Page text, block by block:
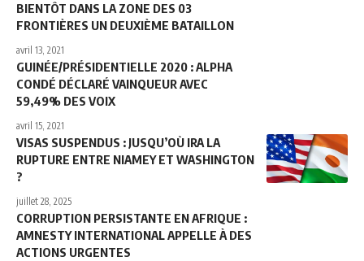
BIENTÔT DANS LA ZONE DES 03
FRONTIÈRES UN DEUXIÈME BATAILLON
avril 13, 2021
GUINÉE/PRÉSIDENTIELLE 2020 : ALPHA
CONDÉ DÉCLARÉ VAINQUEUR AVEC
59,49% DES VOIX
avril 15, 2021
VISAS SUSPENDUS : JUSQU’OÙ IRA LA
RUPTURE ENTRE NIAMEY ET WASHINGTON
?
juillet 28, 2025
CORRUPTION PERSISTANTE EN AFRIQUE :
AMNESTY INTERNATIONAL APPELLE À DES
ACTIONS URGENTES